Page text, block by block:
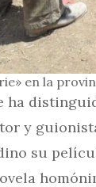
en la
ha
y
su